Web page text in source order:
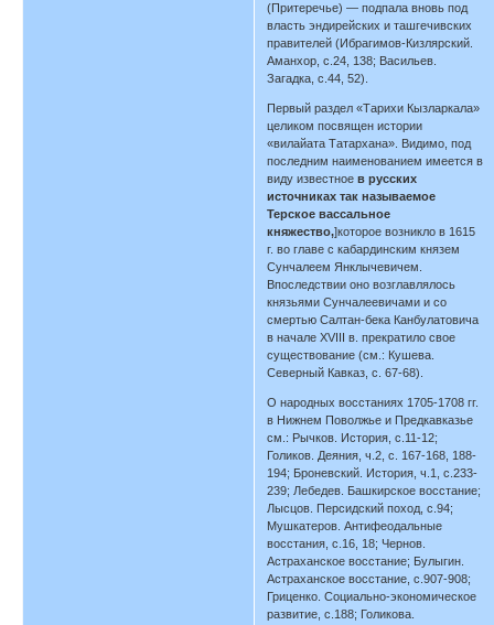
(Притеречье) — подпала вновь под
власть эндирейских и ташгечивских
правителей (Ибрагимов-Кизлярский.
Аманхор, с.24, 138; Васильев.
Загадка, с.44, 52).
Первый раздел «Тарихи Кызларкала»
целиком посвящен истории
«вилайата Татархана». Видимо, под
последним наименованием имеется в
виду известноев русских
источниках так называемое
Терское вассальное
княжество,]которое возникло в 1615
г. во главе с кабардинским князем
Сунчалеем Янклычевичем.
Впоследствии оно возглавлялось
князьями Сунчалеевичами и со
смертью Салтан-бека Канбулатовича
в начале XVIII в. прекратило свое
существование (см.: Кушева.
Северный Кавказ, с. 67-68).
О народных восстаниях 1705-1708 гг.
в Нижнем Поволжье и Предкавказье
см.: Рычков. История, с.11-12;
Голиков. Деяния, ч.2, с. 167-168, 188-
194; Броневский. История, ч.1, с.233-
239; Лебедев. Башкирское восстание;
Лысцов. Персидский поход, с.94;
Мушкатеров. Антифеодальные
восстания, с.16, 18; Чернов.
Астраханское восстание; Булыгин.
Астраханское восстание, с.907-908;
Гриценко. Социально-экономическое
развитие, с.188; Голикова.